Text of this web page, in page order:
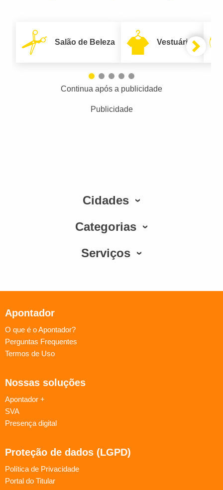
Salão de Beleza Vestuário
Continua após a publicidade
Publicidade
Cidades
Categorias
Serviços
Apontador
O que é o Apontador?
Perguntas Frequentes
Termos de Uso
Nossas soluções
Apontador +
SVA
Presença digital
Proteção de dados (LGPD)
Política de Privacidade
Portal do Titular